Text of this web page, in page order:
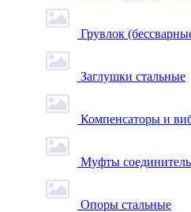
Грувлок
Заглушки стальные
Компенсаторы и
Муфты
Опоры стальные